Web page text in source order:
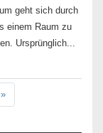
geht sich durch
einem Raum zu
Ursprünglich...
»